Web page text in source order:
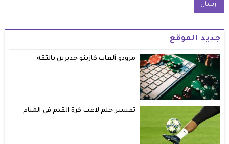
جديد الموقع
مزودو ألعاب كازينو جديرين بالثقة
تفسير حلم لاعب كرة القدم في المنام